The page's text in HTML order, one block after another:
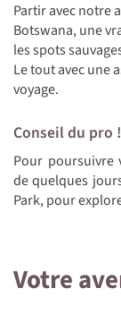
Partir avec notre
Botswana, une
les spots
Le tout avec une
voyage.
Conseil du pro !
Pour poursuivre
de quelques
Park, pour
Votre